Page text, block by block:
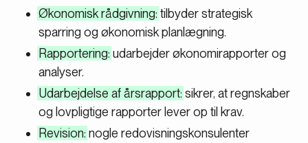
Økonomisk rådgivning: tilbyder strategisk
sparring og økonomisk planlægning.
Rapportering: udarbejder økonomirapporter og
analyser.
Udarbejdelse af årsrapport: sikrer, at regnskaber
og lovpligtige rapporter lever op til krav.
Revision: nogle redovisningskonsulenter